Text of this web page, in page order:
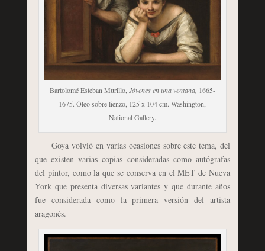
Bartolomé Esteban Murillo,Jóvenes en una ventana, 1665-
1675. Óleo sobre lienzo, 125 x 104 cm. Washington,
National Gallery.
Goya volvió en varias ocasiones sobre este tema, del
que existen varias copias consideradas como autógrafas
del pintor, como la que se conserva en el MET de Nueva
York que presenta diversas variantes y que durante años
fue considerada como la primera versión del artista
aragonés.